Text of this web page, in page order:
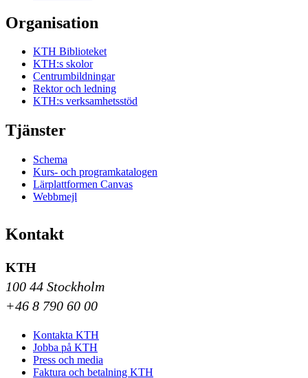
Organisation
KTH Biblioteket
KTH:s skolor
Centrumbildningar
Rektor och ledning
KTH:s verksamhetsstöd
Tjänster
Schema
Kurs- och programkatalogen
Lärplattformen Canvas
Webbmejl
Kontakt
KTH
100 44 Stockholm
+46 8 790 60 00
Kontakta KTH
Jobba på KTH
Press och media
Faktura och betalning KTH